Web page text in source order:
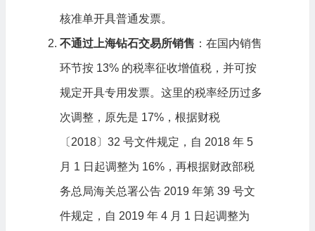
核准单开具普通发票。
不通过上海钻石交易所销售 ：在国内销售
环节按 13% 的税率征收增值税，并可按
规定开具专用发票。这里的税率经历过多
次调整，原先是 17%，根据财税
〔2018〕32 号文件规定，自 2018 年 5
月 1 日起调整为 16%，再根据财政部税
务总局海关总署公告 2019 年第 39 号文
件规定，自 2019 年 4 月 1 日起调整为